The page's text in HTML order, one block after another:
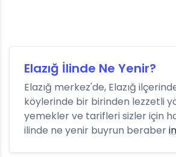
Elazığ İlinde Ne Yenir?
Elazığ merkez'de, Elazığ
köylerinde bir birinden lezzetli
yemekler ve tarifleri sizler için
ilinde ne yenir buyrun beraber